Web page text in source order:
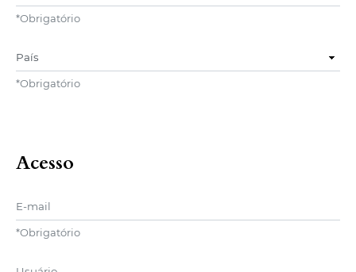
*Obrigatório
País
*Obrigatório
Acesso
E-mail
*Obrigatório
Usuário